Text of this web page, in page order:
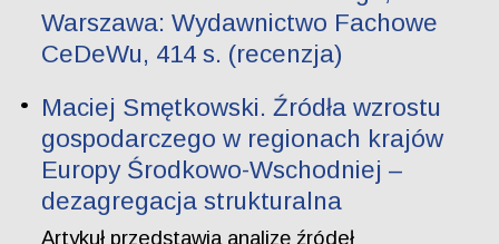
Warszawa: Wydawnictwo Fachowe
CeDeWu, 414 s. (recenzja)
Maciej Smętkowski. Źródła wzrostu
gospodarczego w regionach krajów
Europy Środkowo-Wschodniej –
dezagregacja strukturalna
Artykuł przedstawia analizę źródeł